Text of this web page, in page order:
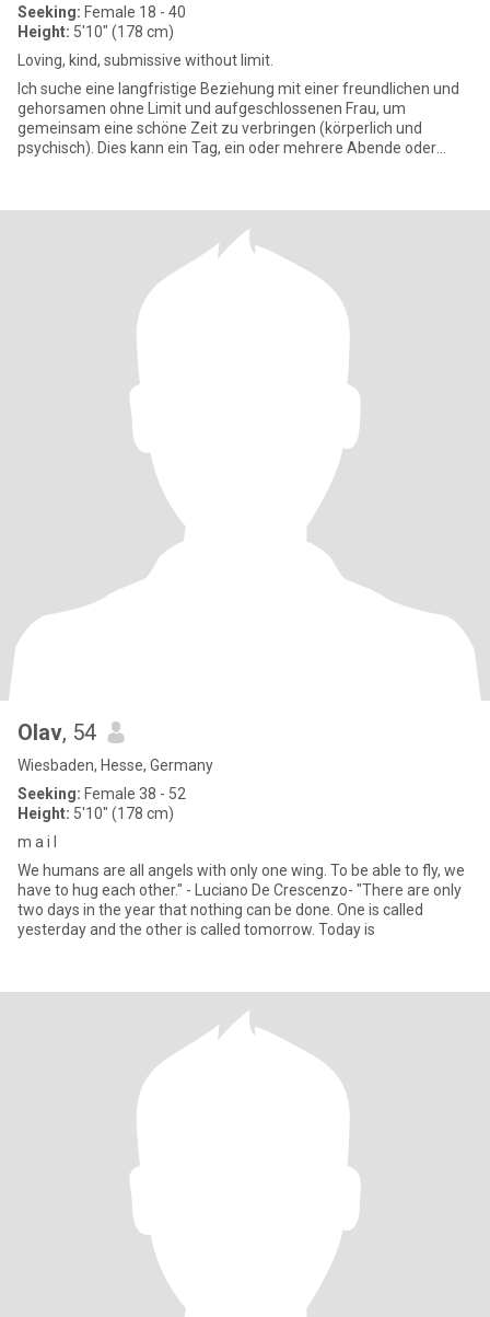
Seeking: Female 18 - 40
Height: 5'10" (178 cm)
Loving, kind, submissive without limit.
Ich suche eine langfristige Beziehung mit einer freundlichen und
gehorsamen ohne Limit und aufgeschlossenen Frau, um
gemeinsam eine schöne Zeit zu verbringen (körperlich und
psychisch). Dies kann ein Tag, ein oder mehrere Abende oder
Olav, 54
Wiesbaden, Hesse, Germany
Seeking: Female 38 - 52
Height: 5'10" (178 cm)
m a i l
We humans are all angels with only one wing. To be able to fly, we
have to hug each other." - Luciano De Crescenzo- "There are only
two days in the year that nothing can be done. One is called
yesterday and the other is called tomorrow. Today is